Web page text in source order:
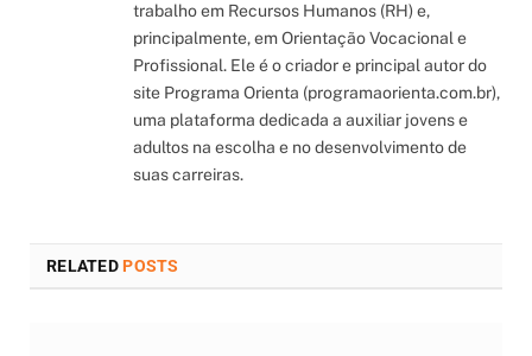
trabalho em Recursos Humanos (RH) e,
principalmente, em Orientação Vocacional e
Profissional. Ele é o criador e principal autor do
site Programa Orienta (programaorienta.com.br),
uma plataforma dedicada a auxiliar jovens e
adultos na escolha e no desenvolvimento de
suas carreiras.
RELATEDPOSTS